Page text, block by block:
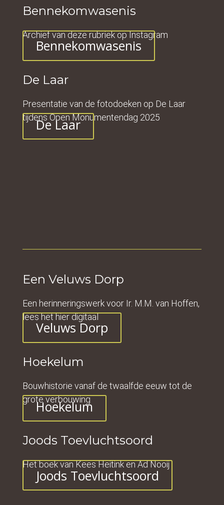
Bennekomwasenis
Archief van deze rubriek op Instagram
Bennekomwasenis
De Laar
Presentatie van de fotodoeken op De Laar
tijdens Open Monumentendag 2025
De Laar
Een Veluws Dorp
Een herinneringswerk voor Ir. M.M. van Hoffen,
lees het hier digitaal
Veluws Dorp
Hoekelum
Bouwhistorie vanaf de twaalfde eeuw tot de
grote verbouwing
Hoekelum
Joods Toevluchtsoord
Het boek van Kees Heitink en Ad Nooij
Joods Toevluchtsoord